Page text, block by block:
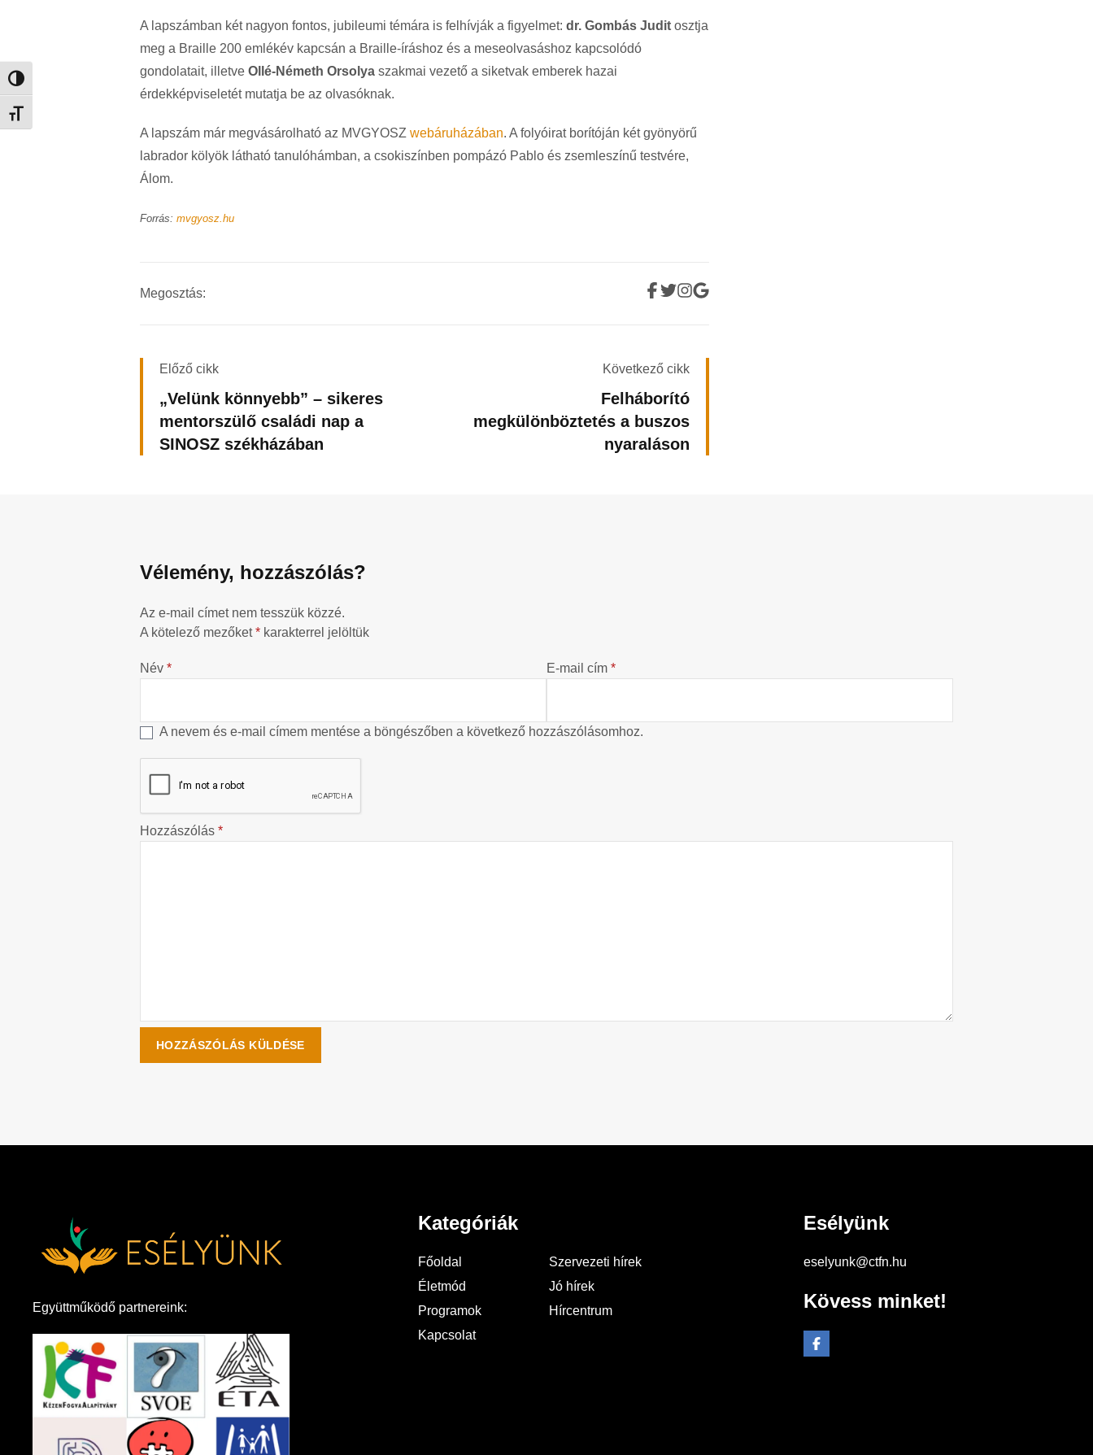
Nagy kontraszt váltása
Betűméret váltása
A lapszámban két nagyon fontos, jubileumi témára is felhívják a figyelmet: dr. Gombás Judit osztja
meg a Braille 200 emlékév kapcsán a Braille-íráshoz és a meseolvasáshoz kapcsolódó
gondolatait, illetve Ollé-Németh Orsolya szakmai vezető a siketvak emberek hazai
érdekképviseletét mutatja be az olvasóknak.
A lapszám már megvásárolható az MVGYOSZ webáruházában. A folyóirat borítóján két gyönyörű
labrador kölyök látható tanulóhámban, a csokiszínben pompázó Pablo és zsemleszínű testvére,
Álom.
Forrás: mvgyosz.hu
Megosztás:
Előző cikk
„Velünk könnyebb” – sikeres
mentorszülő családi nap a
SINOSZ székházában
Következő cikk
Felháborító
megkülönböztetés a buszos
nyaraláson
Vélemény, hozzászólás?
Az e-mail címet nem tesszük közzé.
A kötelező mezőket* karakterrel jelöltük
Név * E-mail cím *
A nevem és e-mail címem mentése a böngészőben a következő hozzászólásomhoz.
Hozzászólás *
Együttműködő partnereink:
Kategóriák
Főoldal
Szervezeti hírek
Életmód
Jó hírek
Programok
Hírcentrum
Kapcsolat
Esélyünk
eselyunk@ctfn.hu
Kövess minket!